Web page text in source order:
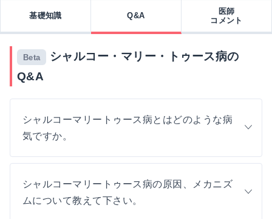
基礎知識 Q&A
医師
コメント
Beta
シャルコー・マリー・トゥース病の
Q&A
シャルコーマリートゥース病とはどのような病
気ですか。
シャルコーマリートゥース病の原因、メカニズ
ムについて教えて下さい。